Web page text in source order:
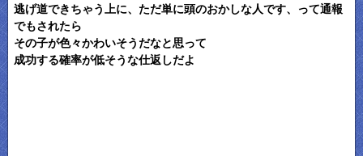
逃げ道できちゃう上に、ただ単に頭のおかしな人です、って通報
でもされたら
その子が色々かわいそうだなと思って
成功する確率が低そうな仕返しだよ